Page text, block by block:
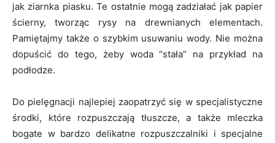
jak ziarnka piasku. Te ostatnie mogą zadziałać jak papier
ścierny, tworząc rysy na drewnianych elementach.
Pamiętajmy także o szybkim usuwaniu wody. Nie można
dopuścić do tego, żeby woda “stała” na przykład na
podłodze.
Do pielęgnacji najlepiej zaopatrzyć się w specjalistyczne
środki, które rozpuszczają tłuszcze, a także mleczka
bogate w bardzo delikatne rozpuszczalniki i specjalne